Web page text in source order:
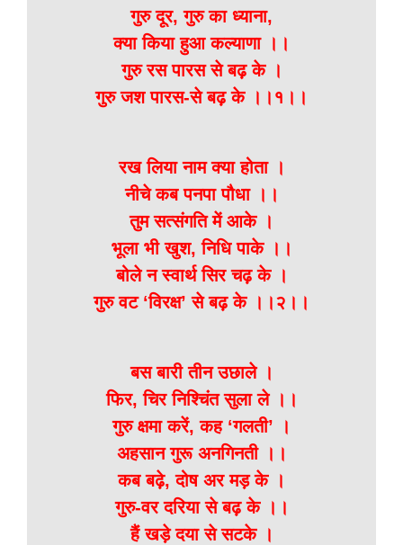
गुरु दूर, गुरु का ध्याना,
क्या किया हुआ कल्याणा ।।
गुरु रस पारस से बढ़ के ।
गुरु जश पारस-से बढ़ के ।।१।।
रख लिया नाम क्या होता ।
नीचे कब पनपा पौधा ।।
तुम सत्संगति में आके ।
भूला भी खुश, निधि पाके ।।
बोले न स्वार्थ सिर चढ़ के ।
गुरु वट ‘विरक्ष’ से बढ़ के ।।२।।
बस बारी तीन उछाले ।
फिर, चिर निश्चिंत सुला ले ।।
गुरु क्षमा करें, कह ‘गलती’ ।
अहसान गुरू अनगिनती ।।
कब बढ़े, दोष अर मड़ के ।
गुरु-वर दरिया से बढ़ के ।।
हैं खड़े दया से सटके ।